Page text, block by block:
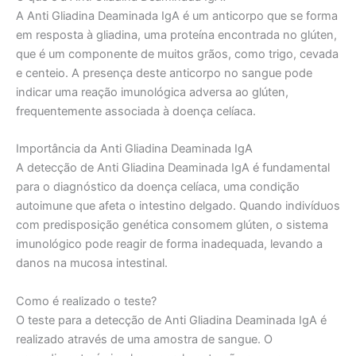
A Anti Gliadina Deaminada IgA é um anticorpo que se forma
em resposta à gliadina, uma proteína encontrada no glúten,
que é um componente de muitos grãos, como trigo, cevada
e centeio. A presença deste anticorpo no sangue pode
indicar uma reação imunológica adversa ao glúten,
frequentemente associada à doença celíaca.
Importância da Anti Gliadina Deaminada IgA
A detecção de Anti Gliadina Deaminada IgA é fundamental
para o diagnóstico da doença celíaca, uma condição
autoimune que afeta o intestino delgado. Quando indivíduos
com predisposição genética consomem glúten, o sistema
imunológico pode reagir de forma inadequada, levando a
danos na mucosa intestinal.
Como é realizado o teste?
O teste para a detecção de Anti Gliadina Deaminada IgA é
realizado através de uma amostra de sangue. O